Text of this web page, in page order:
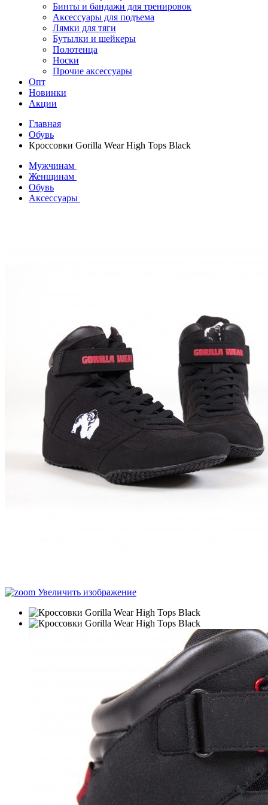
Бинты и бандажи для тренировок
Аксессуары для подъема
Лямки для тяги
Бутылки и шейкеры
Полотенца
Носки
Прочие аксессуары
Опт
Новинки
Акции
Главная
Обувь
Кроссовки Gorilla Wear High Tops Black
Мужчинам
Женщинам
Обувь
Аксессуары
Увеличить изображение